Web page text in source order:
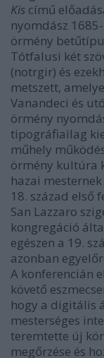
Kis című
nyomdász
örmény
Tótfalusi két
(notrgir) és
metszett,
Vanandeci és
örmény
tipográfiailag
műhely
örmény kultúra
hazai
18. század első
San Lazzaro
kongregáció
egészen a 19.
azonban
A konferencián
követő
hogy a digitális
mesterséges
teremtette új
megőrzése és